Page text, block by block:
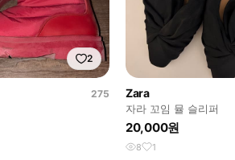
2
275
Zara
자라 꼬임 뮬 슬리퍼
20,000원
8 1